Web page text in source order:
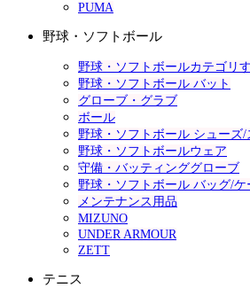
PUMA
野球・ソフトボール
野球・ソフトボールカテゴリ
野球・ソフトボール バット
グローブ・グラブ
ボール
野球・ソフトボール シューズ/
野球・ソフトボールウェア
守備・バッティンググローブ
野球・ソフトボール バッグ/ケ
メンテナンス用品
MIZUNO
UNDER ARMOUR
ZETT
テニス